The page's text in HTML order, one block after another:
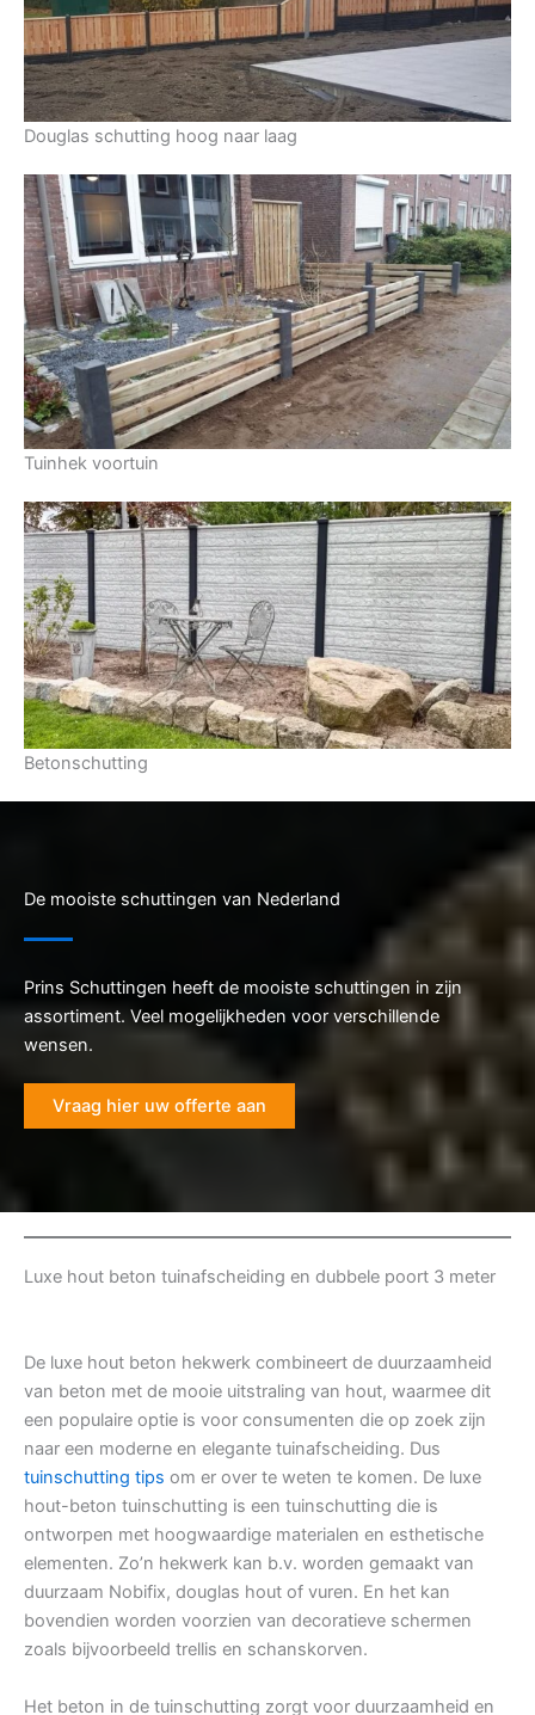
Douglas schutting hoog naar laag
Tuinhek voortuin
Betonschutting
De mooiste schuttingen van Nederland
Prins Schuttingen heeft de mooiste schuttingen in zijn
assortiment. Veel mogelijkheden voor verschillende
wensen.
Vraag hier uw offerte aan
Luxe hout beton tuinafscheiding en dubbele poort 3 meter
De luxe hout beton hekwerk combineert de duurzaamheid
van beton met de mooie uitstraling van hout, waarmee dit
een populaire optie is voor consumenten die op zoek zijn
naar een moderne en elegante tuinafscheiding. Dus
tuinschutting tips om er over te weten te komen. De luxe
hout-beton tuinschutting is een tuinschutting die is
ontworpen met hoogwaardige materialen en esthetische
elementen. Zo’n hekwerk kan b.v. worden gemaakt van
duurzaam Nobifix, douglas hout of vuren. En het kan
bovendien worden voorzien van decoratieve schermen
zoals bijvoorbeeld trellis en schanskorven.
Het beton in de tuinschutting zorgt voor duurzaamheid en